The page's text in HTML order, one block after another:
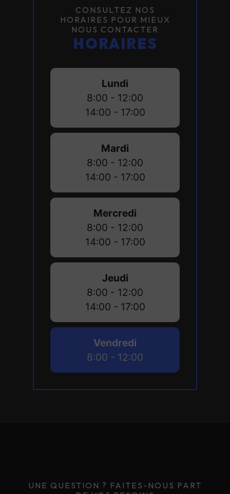
CONSULTEZ NOS
HORAIRES POUR MIEUX
NOUS CONTACTER
HORAIRES
Lundi
8:00 - 12:00
14:00 - 17:00
Mardi
8:00 - 12:00
14:00 - 17:00
Mercredi
8:00 - 12:00
14:00 - 17:00
Jeudi
8:00 - 12:00
14:00 - 17:00
Vendredi
8:00 - 12:00
UNE QUESTION ? FAITES-NOUS PART